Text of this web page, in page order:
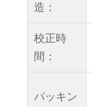
造：
校正時
間：
パッキン